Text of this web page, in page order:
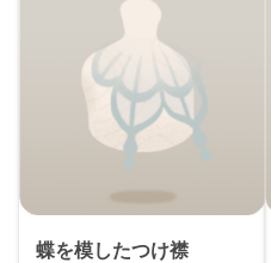
蝶を模したつけ襟